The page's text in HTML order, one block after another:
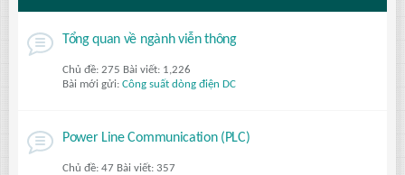
Tổng quan về ngành viễn thông
Chủ đề: 275 Bài viết: 1,226
Bài mới gửi: Công suất dòng điện DC
Power Line Communication (PLC)
Chủ đề: 47 Bài viết: 357